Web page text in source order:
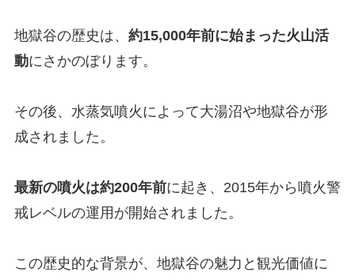
地獄谷の歴史は、 約15,000年前に始まった火山活
動にさかのぼります。
その後、水蒸気噴火によって大湯沼や地獄谷が形
成されました。
最新の噴火は約200年前に起き、2015年から噴火警
戒レベルの運用が開始されました。
この歴史的な背景が、地獄谷の魅力と観光価値に